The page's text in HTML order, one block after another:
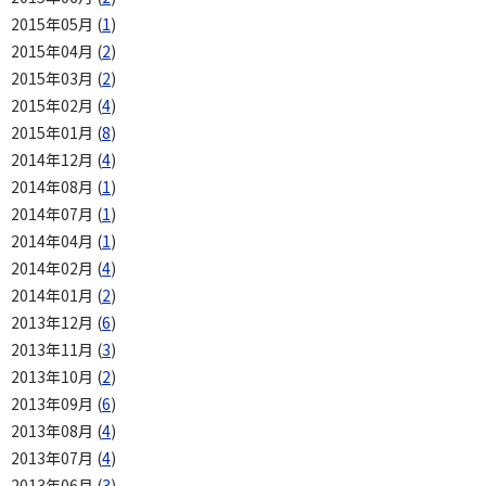
2015年05月 (1)
2015年04月 (2)
2015年03月 (2)
2015年02月 (4)
2015年01月 (8)
2014年12月 (4)
2014年08月 (1)
2014年07月 (1)
2014年04月 (1)
2014年02月 (4)
2014年01月 (2)
2013年12月 (6)
2013年11月 (3)
2013年10月 (2)
2013年09月 (6)
2013年08月 (4)
2013年07月 (4)